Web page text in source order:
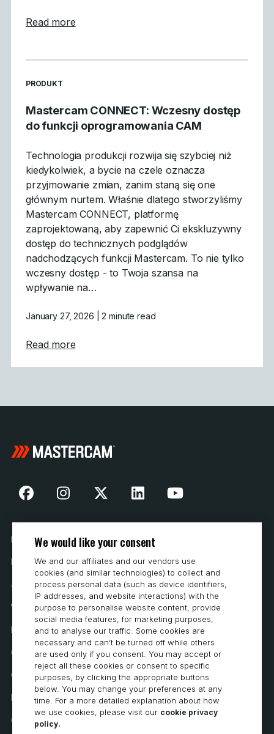
Read moreabout Czego się nauczyliśmy:
READ MORE ARTICLES ABOUT
PRODUKT
Mastercam CONNECT: Wczesny dostęp
do funkcji oprogramowania CAM
Technologia produkcji rozwija się szybciej niż
kiedykolwiek, a bycie na czele oznacza
przyjmowanie zmian, zanim staną się one
głównym nurtem. Właśnie dlatego stworzyliśmy
Mastercam CONNECT, platformę
zaprojektowaną, aby zapewnić Ci ekskluzywny
dostęp do technicznych podglądów
nadchodzących funkcji Mastercam. To nie tylko
wczesny dostęp - to Twoja szansa na
wpływanie na…
January 27, 2026 | 2 minute read
Read moreabout Mastercam CONNECT: Wczesny
Nasza historia
Kontakt
Jak kupować
Wymagania systemowe
Prywatność
Oświadczenie o ochronie prywatności
Oświadczenie o dostępności
Polityka dotycząca plików cookie
Cookie Preferences
We would like your consent
We and our affiliates and our vendors use
cookies (and similar technologies) to collect and
process personal data (such as device identifiers,
IP addresses, and website interactions) with the
purpose to personalise website content, provide
social media features, for marketing purposes,
and to analyse our traffic. Some cookies are
necessary and can’t be turned off while others
are used only if you consent. You may accept or
reject all these cookies or consent to specific
purposes, by clicking the appropriate buttons
below. You may change your preferences at any
time. For a more detailed explanation about how
we use cookies, please visit our cookie privacy
policy.